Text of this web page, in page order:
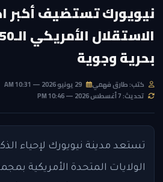
نيويورك تستضيف أكبر
بحرية وجوية
كتب: طارق فهمي
تحديث: 7 أغسطس 2026 — 10:46 PM
الولايات المتحدة الأمريكية